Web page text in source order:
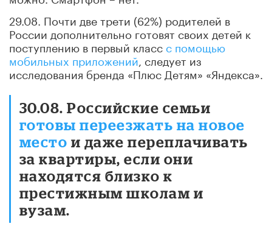
29.08. Почти две трети (62%) родителей в
России дополнительно готовят своих детей к
поступлению в первый класс с помощью
мобильных приложений , следует из
исследования бренда «Плюс Детям» «Яндекса».
30.08. Российские семьи
готовы переезжать на новое
место и даже переплачивать
за квартиры, если они
находятся близко к
престижным школам и
вузам.